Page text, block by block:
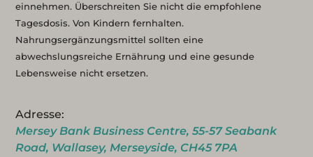
einnehmen. Überschreiten Sie nicht die empfohlene
Tagesdosis. Von Kindern fernhalten.
Nahrungsergänzungsmittel sollten eine
abwechslungsreiche Ernährung und eine gesunde
Lebensweise nicht ersetzen.
Adresse:
Mersey Bank Business Centre, 55-57 Seabank
Road, Wallasey, Merseyside, CH45 7PA